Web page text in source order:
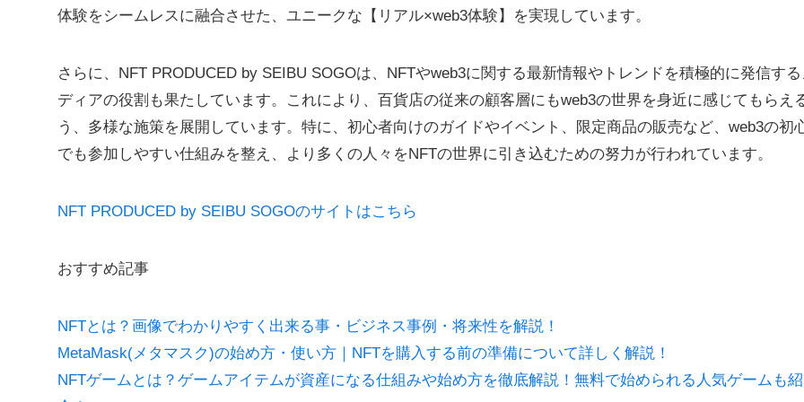
体験をシームレスに融合させた、ユニークな【リアル×web3体験】を実現しています。
さらに、NFT PRODUCED by SEIBU SOGOは、NFTやweb3に関する最新情報やトレンドを積極的に発信する
ディアの役割も果たしています。これにより、百貨店の従来の顧客層にもweb3の世界を身近に感じてもらえ
う、多様な施策を展開しています。特に、初心者向けのガイドやイベント、限定商品の販売など、web3の初
でも参加しやすい仕組みを整え、より多くの人々をNFTの世界に引き込むための努力が行われています。
NFT PRODUCED by SEIBU SOGOのサイトはこちら
おすすめ記事
NFTとは？画像でわかりやすく出来る事・ビジネス事例・将来性を解説！
MetaMask(メタマスク)の始め方・使い方｜NFTを購入する前の準備について詳しく解説！
NFTゲームとは？ゲームアイテムが資産になる仕組みや始め方を徹底解説！無料で始められる人気ゲームも紹